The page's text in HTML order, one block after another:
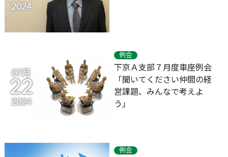
2024
07月
22
2024
例会
下京Ａ支部７月度車座例会
「聞いてください仲間の経
営課題、みんなで考えよ
う」
例会